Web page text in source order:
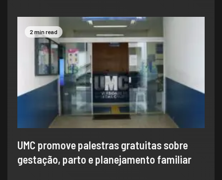
2 min read
UMC promove palestras gratuitas sobre
gestação, parto e planejamento familiar